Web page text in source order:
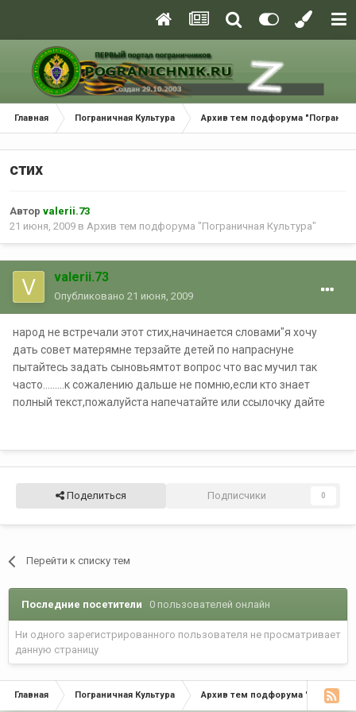
Главная Пограничная Культура Архив тем подфорума
стих
Автор valerii.73
21 июня, 2009 в Архив тем подфорума "Пограничная Культура"
valerii.73
Опубликовано 21 июня, 2009
народ не встречали этот стих,начинается словами"я хочу
дать совет матерямне терзайте детей по напраснуне
пытайтесь задать сыновьямтот вопрос что вас мучил так
часто.........к сожалению дальше не помню,если кто знает
полный текст,пожалуйста напечатайте или ссылочку дайте
Поделиться Подписчики 0
Перейти к списку тем
Последние посетители 0 пользователей онлайн
Ни одного зарегистрированного пользователя не просматривает
данную страницу
Главная Пограничная Культура Архив тем подфорума